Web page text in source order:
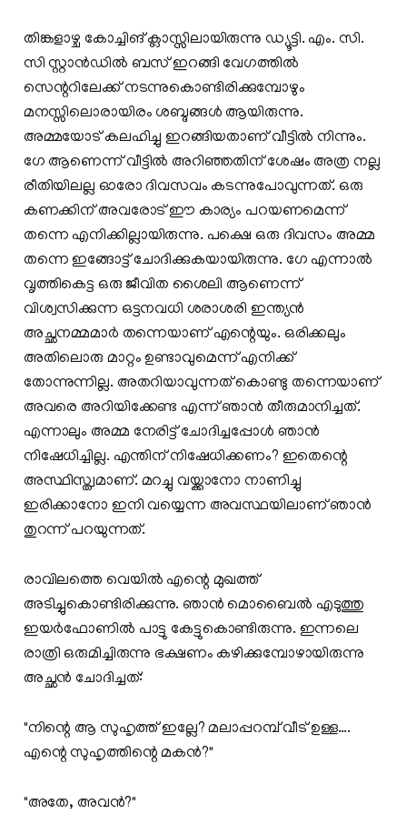
തിങ്കളാഴ്ച കോച്ചിങ് ക്ലാസ്സിലായിരുന്നു ഡ്യൂട്ടി. എം. സി.
സി സ്റ്റാൻഡിൽ ബസ് ഇറങ്ങി വേഗത്തിൽ
സെന്ററിലേക്ക് നടന്നുകൊണ്ടിരിക്കുമ്പോഴും
മനസ്സിലൊരായിരം ശബ്ദങ്ങൾ ആയിരുന്നു.
അമ്മയോട് കലഹിച്ചു ഇറങ്ങിയതാണ് വീട്ടിൽ നിന്നും.
ഗേ ആണെന്ന് വീട്ടിൽ അറിഞ്ഞതിന് ശേഷം അത്ര നല്ല
രീതിയിലല്ല ഓരോ ദിവസവം കടന്നുപോവുന്നത്. ഒരു
കണക്കിന് അവരോട് ഈ കാര്യം പറയണമെന്ന്
തന്നെ എനിക്കില്ലായിരുന്നു. പക്ഷെ ഒരു ദിവസം അമ്മ
തന്നെ ഇങ്ങോട്ട് ചോദിക്കുകയായിരുന്നു. ഗേ എന്നാൽ
വൃത്തികെട്ട ഒരു ജീവിത ശൈലി ആണെന്ന്
വിശ്വസിക്കുന്ന ഒട്ടനവധി ശരാശരി ഇന്ത്യൻ
അച്ഛനമ്മമാർ തന്നെയാണ് എന്റെയും. ഒരിക്കലും
അതിലൊരു മാറ്റം ഉണ്ടാവുമെന്ന് എനിക്ക്
തോന്നുന്നില്ല. അതറിയാവുന്നത് കൊണ്ടു തന്നെയാണ്
അവരെ അറിയിക്കേണ്ട എന്ന് ഞാൻ തീരുമാനിച്ചത്.
എന്നാലും അമ്മ നേരിട്ട് ചോദിച്ചപ്പോൾ ഞാൻ
നിഷേധിച്ചില്ല. എന്തിന് നിഷേധിക്കണം? ഇതെന്റെ
അസ്ഥിസ്ത്വമാണ്. മറച്ചു വയ്ക്കാനോ നാണിച്ചു
ഇരിക്കാനോ ഇനി വയ്യെന്ന അവസ്ഥയിലാണ് ഞാൻ
തുറന്ന് പറയുന്നത്.
രാവിലത്തെ വെയിൽ എന്റെ മുഖത്ത്
അടിച്ചുകൊണ്ടിരിക്കുന്നു. ഞാൻ മൊബൈൽ എടുത്തു
ഇയർഫോണിൽ പാട്ടു കേട്ടുകൊണ്ടിരുന്നു. ഇന്നലെ
രാത്രി ഒരുമിച്ചിരുന്നു ഭക്ഷണം കഴിക്കുമ്പോഴായിരുന്നു
അച്ഛൻ ചോദിച്ചത്:
"നിന്റെ ആ സുഹൃത്ത് ഇല്ലേ? മലാപ്പറമ്പ് വീട് ഉള്ള….
എന്റെ സുഹൃത്തിന്റെ മകൻ?"
"അതേ, അവൻ?"